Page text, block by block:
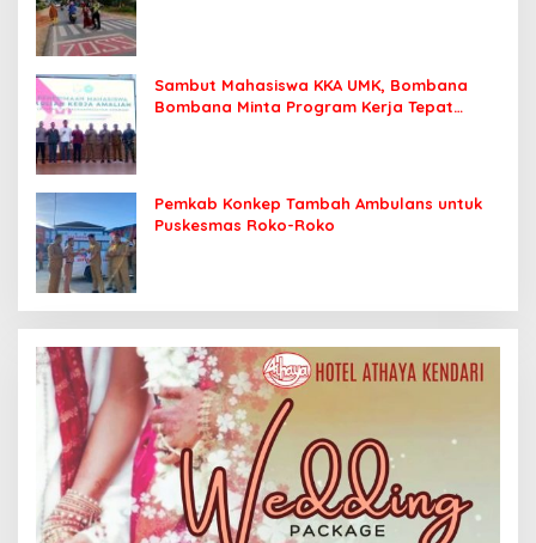
Sambut Mahasiswa KKA UMK, Bombana
Bombana Minta Program Kerja Tepat
Pemkab Konkep Tambah Ambulans untuk
Puskesmas Roko-Roko